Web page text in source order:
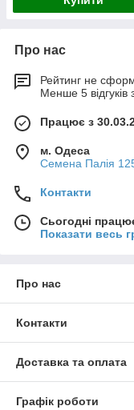
Про нас
Рейтинг не
Менше 5 відгуків
Працює з
м. Одеса
Семена Палія
Контакти
Сьогодні
Показати весь
Про нас
Контакти
Доставка та оплата
Графік роботи